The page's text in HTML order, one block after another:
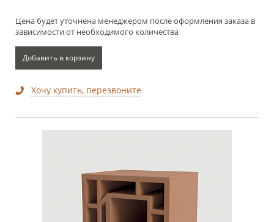
Цена будет уточнена менеджером после оформления заказа в
зависимости от необходимого количества
Добавить в корзину
Хочу купить, перезвоните